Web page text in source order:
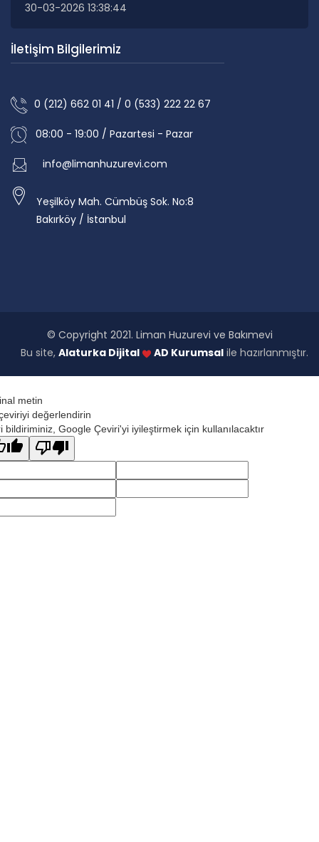
30-03-2026 13:38:44
İletişim Bilgilerimiz
0 (212) 662 01 41 / 0 (533) 222 22 67
08:00 - 19:00 / Pazartesi - Pazar
info@limanhuzurevi.com
Yeşilköy Mah. Cümbüş Sok. No:8
Bakırköy / İstanbul
© Copyright 2021. Liman Huzurevi ve Bakımevi
Bu site, Alaturka Dijital AD Kurumsal ile hazırlanmıştır.
metin
değerlendirin
bildiriminiz, Google Çeviri'yi iyileştirmek için kullanılacaktır